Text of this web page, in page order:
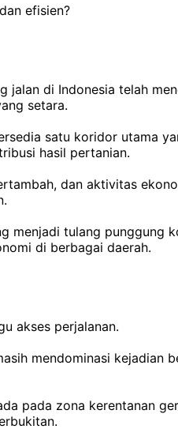
efisien?
jalan di Indonesia telah
setara.
satu koridor utama
hasil pertanian.
dan aktivitas
menjadi tulang punggung
di berbagai daerah.
akses perjalanan.
mendominasi kejadian
pada zona kerentanan